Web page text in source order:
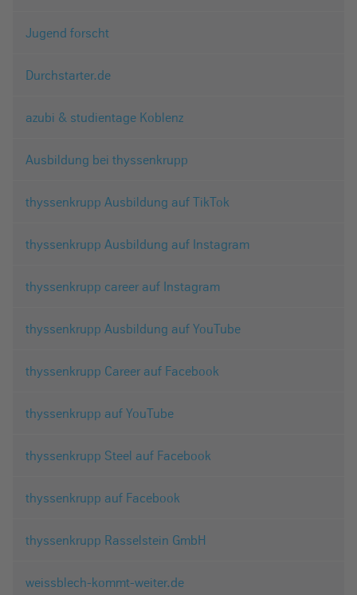
Jugend forscht
Durchstarter.de
azubi & studientage Koblenz
Ausbildung bei thyssenkrupp
thyssenkrupp Ausbildung auf TikTok
thyssenkrupp Ausbildung auf Instagram
thyssenkrupp career auf Instagram
thyssenkrupp Ausbildung auf YouTube
thyssenkrupp Career auf Facebook
thyssenkrupp auf YouTube
thyssenkrupp Steel auf Facebook
thyssenkrupp auf Facebook
thyssenkrupp Rasselstein GmbH
weissblech-kommt-weiter.de